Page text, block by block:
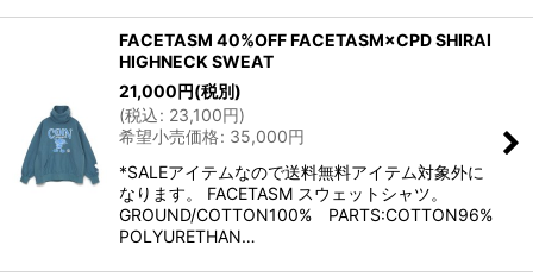
FACETASM 40%OFF FACETASM×CPD SHIRAI
HIGHNECK SWEAT
21,000円(税別)
(税込: 23,100円)
希望小売価格: 35,000円
*SALEアイテムなので送料無料アイテム対象外に
なります。 FACETASM スウェットシャツ。
GROUND/COTTON100% PARTS:COTTON96%
POLYURETHAN…